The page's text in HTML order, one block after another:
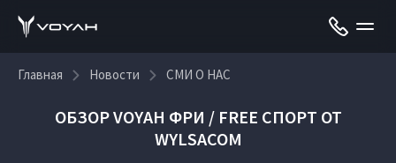
Главная Новости СМИ О НАС
ОБЗОР VOYAH ФРИ / FREE СПОРТ ОТ
WYLSACOM